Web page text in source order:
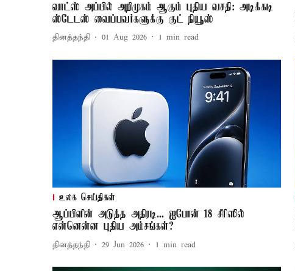
வாட்ஸ் அப்பில் அறிமுகம் ஆகும் புதிய வசதி: அடிக்கடி
ஸ்டேடஸ் வைப்பவர்களுக்கு குட் நியூஸ்
தினத்தந்தி 01 Aug 2026 1 min read
உலக செய்திகள்
ஆப்பிளின் அடுத்த அதிரடி... ஐபோன் 18 சீரிஸில்
என்னென்ன புதிய அம்சங்கள்?
தினத்தந்தி 29 Jun 2026 1 min read